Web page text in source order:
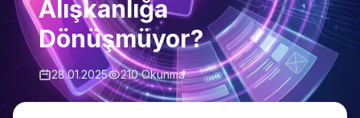
Alışkanlığa
Dönüşmüyor?
28.01.2025 210 Okunma